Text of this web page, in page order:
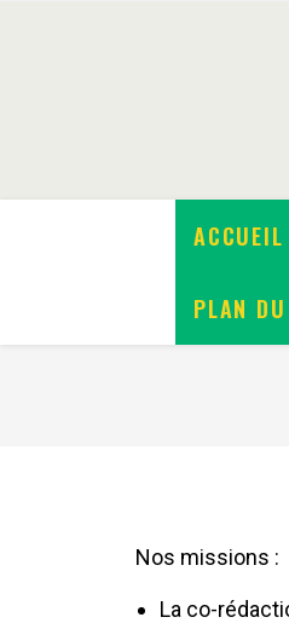
ACCUEIL
PLAN
Nos missions :
La co-